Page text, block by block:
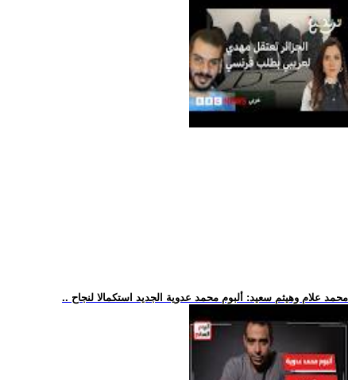
.. محمد علام وهيثم سعيد: ألبوم محمد عدوية الجديد استكمالا لنجاح